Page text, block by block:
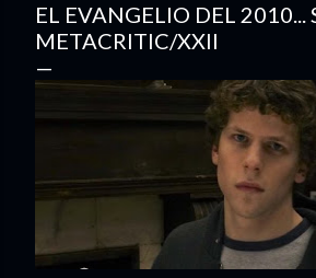
EL EVANGELIO DEL 2010...
METACRITIC/XXII